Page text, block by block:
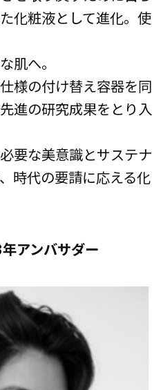
化粧液として進化。使
肌へ。
様の付け替え容器を同
進の研究成果をとり入
要な美意識とサステナ
時代の要請に応える化
アンバサダー